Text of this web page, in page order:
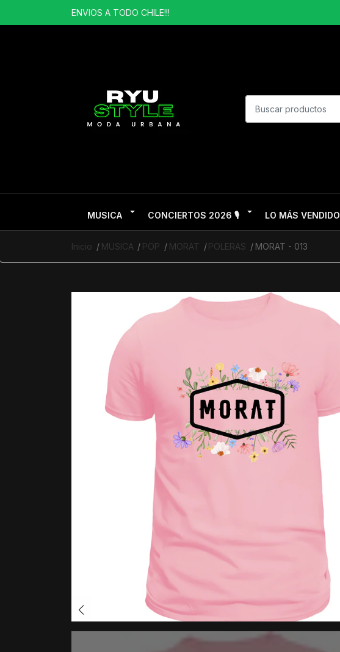
ENVIOS A TODO CHILE!!!
MUSICA CONCIERTOS 2026 🎙️ LO MÁS VENDIDO
Inicio MUSICA POP MORAT POLERAS MORAT - 013